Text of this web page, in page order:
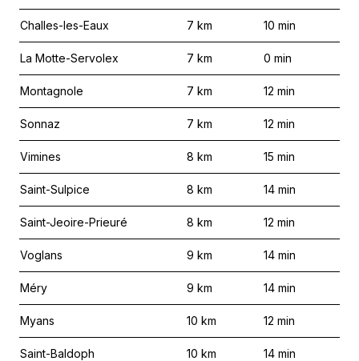
Challes-les-Eaux 7 km 10 min
La Motte-Servolex 7 km 0 min
Montagnole 7 km 12 min
Sonnaz 7 km 12 min
Vimines 8 km 15 min
Saint-Sulpice 8 km 14 min
Saint-Jeoire-Prieuré 8 km 12 min
Voglans 9 km 14 min
Méry 9 km 14 min
Myans 10 km 12 min
Saint-Baldoph 10 km 14 min